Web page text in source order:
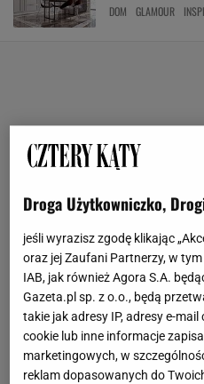
DOM GLAMOUR
Droga Użytkowniczko,
jeśli wyrazisz zgodę klikając
oraz jej Zaufani Partnerzy, w tym
IAB, jak również Agora S.A.
Gazeta.pl sp. z o.o., będą
takie jak adresy IP, adresy e-
cookie lub inne informacje
marketingowych, w
reklam dopasowanych do